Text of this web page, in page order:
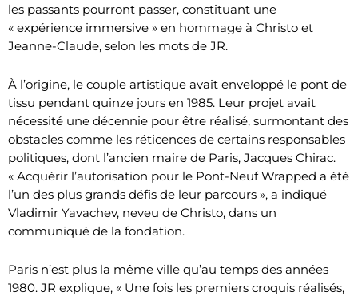
les passants pourront passer, constituant une
« expérience immersive » en hommage à Christo et
Jeanne-Claude, selon les mots de JR.
À l’origine, le couple artistique avait enveloppé le pont de
tissu pendant quinze jours en 1985. Leur projet avait
nécessité une décennie pour être réalisé, surmontant des
obstacles comme les réticences de certains responsables
politiques, dont l’ancien maire de Paris, Jacques Chirac.
« Acquérir l’autorisation pour le Pont-Neuf Wrapped a été
l’un des plus grands défis de leur parcours », a indiqué
Vladimir Yavachev, neveu de Christo, dans un
communiqué de la fondation.
Paris n’est plus la même ville qu’au temps des années
1980. JR explique, « Une fois les premiers croquis réalisés,